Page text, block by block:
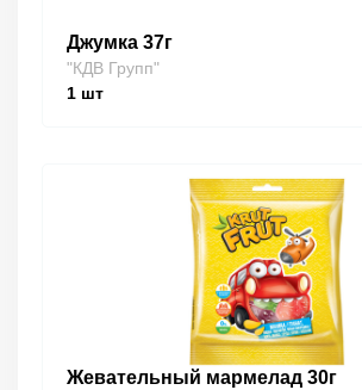
Джумка 37г
"КДВ Групп"
1 шт
Жевательный мармелад 30г